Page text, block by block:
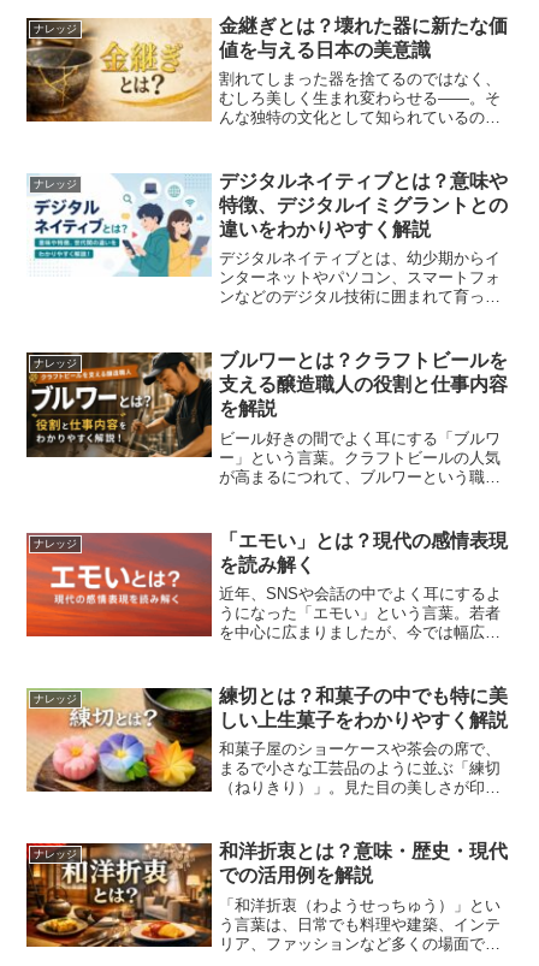
ナレッジ
金継ぎとは？壊れた器に新たな価
値を与える日本の美意識
割れてしまった器を捨てるのではなく、
むしろ美しく生まれ変わらせる——。そ
んな独特の文化として知られているのが
用まで、わかりやすく解説します。金継
ぎとは金継ぎ（きんつぎ）...
ナレッジ
デジタルネイティブとは？意味や
特徴、デジタルイミグラントとの
違いをわかりやすく解説
デジタルネイティブとは、幼少期からイ
ンターネットやパソコン、スマートフォ
ンなどのデジタル技術に囲まれて育った
ますが、その中でも生まれたときからデ
ジタル環境が当たり前だっ...
ナレッジ
ブルワーとは？クラフトビールを
支える醸造職人の役割と仕事内容
を解説
ビール好きの間でよく耳にする「ブルワ
ー」という言葉。クラフトビールの人気
が高まるにつれて、ブルワーという職業
か」「ビール工場で働く人全員がブルワ
ーなのか」と疑問に思う方も...
ナレッジ
「エモい」とは？現代の感情表現
を読み解く
近年、SNSや会話の中でよく耳にするよ
うになった「エモい」という言葉。若者
を中心に広まりましたが、今では幅広い
ょうか。「エモい」の語源「エモい」
は、英語の emotio...
ナレッジ
練切とは？和菓子の中でも特に美
しい上生菓子をわかりやすく解説
和菓子屋のショーケースや茶会の席で、
まるで小さな工芸品のように並ぶ「練切
（ねりきり）」。見た目の美しさが印象
味・材料・特徴・他の和菓子との違いま
で、初めての方にも分かり...
ナレッジ
和洋折衷とは？意味・歴史・現代
での活用例を解説
「和洋折衷（わようせっちゅう）」とい
う言葉は、日常でも料理や建築、インテ
リア、ファッションなど多くの場面で耳